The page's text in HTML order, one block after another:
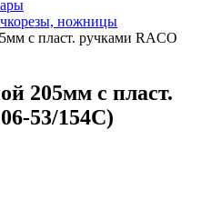
ножницы
с пласт. ручками RACO
205мм с пласт.
53/154С)